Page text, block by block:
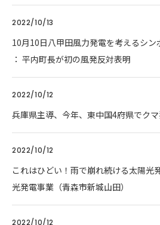
2022/10/13
10月10日八甲田風力発電を考えるシ
： 平内町長が初の風発反対表明
2022/10/12
兵庫県主導、今年、東中国4府県でク
2022/10/12
これはひどい！雨で崩れ続ける太陽
光発電事業（青森市新城山田）
2022/10/12